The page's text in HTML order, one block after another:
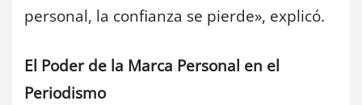
personal, la confianza se pierde», explicó.
El Poder de la Marca Personal en el
Periodismo